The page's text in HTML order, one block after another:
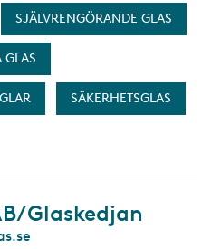
SJÄLVRENGÖRANDE GLAS
GLAS
SÄKERHETSGLAS
Glaskedjan